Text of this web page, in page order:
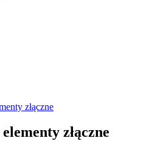
złączne
złączne